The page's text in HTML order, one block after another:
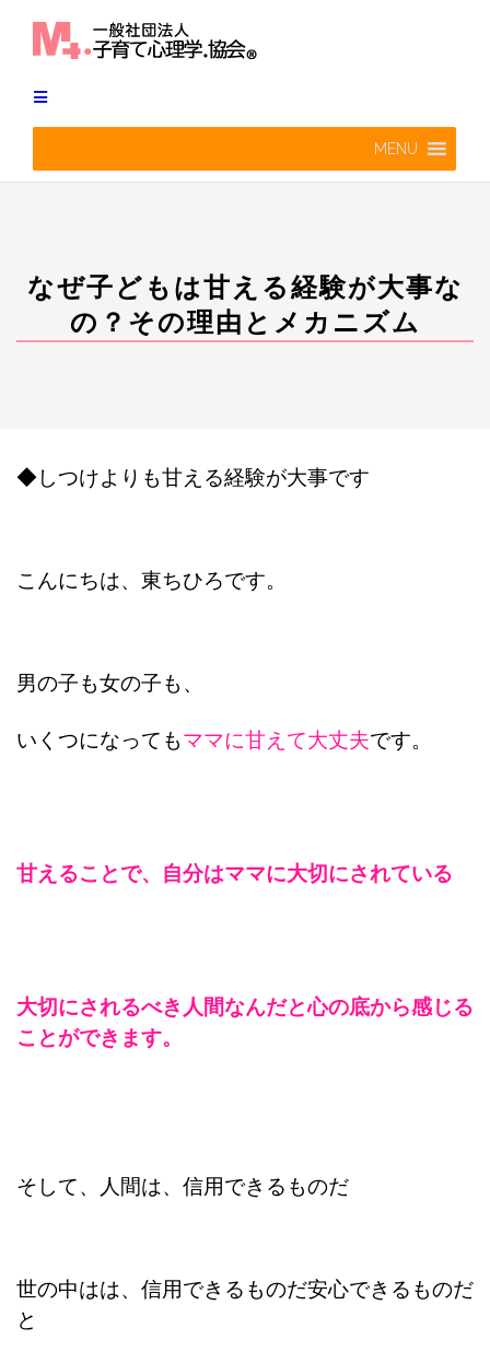
MENU
なぜ子どもは甘える経験が大事な
の？その理由とメカニズム
◆しつけよりも甘える経験が大事です
こんにちは、東ちひろです。
男の子も女の子も、
いくつになってもママに甘えて大丈夫です。
甘えることで、 自分はママに大切にされている
大切にされるべき人間なんだと心の底から感じる
ことができます。
そして、 人間は、信用できるものだ
世の中はは、信用できるものだ安心できるものだ
と